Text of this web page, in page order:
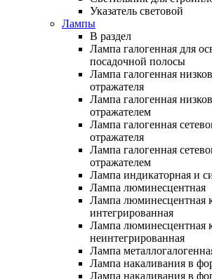
Указатель световой
Лампы
В раздел
Лампа галогенная для
посадочной полосы
Лампа галогенная
отражателя
Лампа галогенная
отражателем
Лампа галогенная
отражателя
Лампа галогенная
отражателем
Лампа индикаторная и
Лампа люминесцентная
Лампа люминесцентная
интегрированная
Лампа люминесцентная
неинтегрированная
Лампа
Лампа накаливания в
Лампа накаливания в